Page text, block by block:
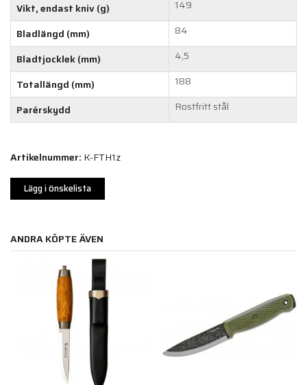
Vikt, endast kniv (g)
149
Bladlängd (mm)
84
Bladtjocklek (mm)
4,5
Totallängd (mm)
188
Parérskydd
Rostfritt stål
Artikelnummer: K-FTH1z
Lägg i önskelista
ANDRA KÖPTE ÄVEN